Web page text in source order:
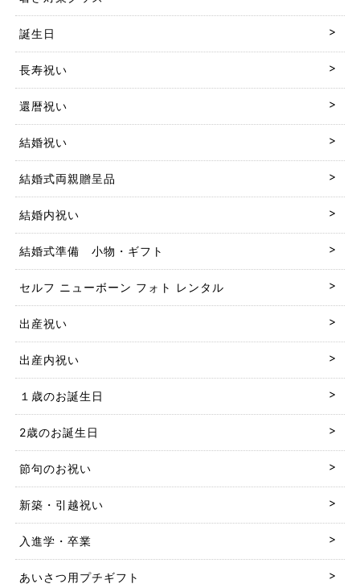
誕生日
長寿祝い
還暦祝い
結婚祝い
結婚式両親贈呈品
結婚内祝い
結婚式準備 小物・ギフト
セルフ ニューボーン フォト レンタル
出産祝い
出産内祝い
１歳のお誕生日
2歳のお誕生日
節句のお祝い
新築・引越祝い
入進学・卒業
あいさつ用プチギフト